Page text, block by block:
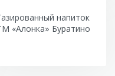
напиток
«Алонка» Буратино